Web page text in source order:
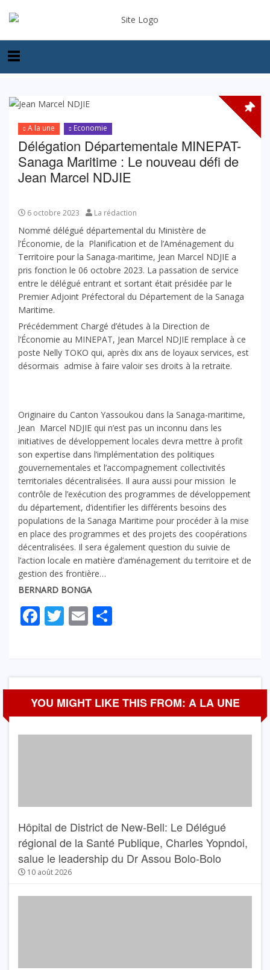
A la une Economie
Délégation Départementale MINEPAT-
Sanaga Maritime : Le nouveau défi de
Jean Marcel NDJIE
6 octobre 2023 La rédaction
Nommé délégué départemental du Ministère de
l’Économie, de la Planification et de l’Aménagement du
Territoire pour la Sanaga-maritime, Jean Marcel NDJIE a
pris fonction le 06 octobre 2023. La passation de service
entre le délégué entrant et sortant était présidée par le
Premier Adjoint Préfectoral du Département de la Sanaga
Maritime.
Précédemment Chargé d’études à la Direction de
l’Économie au MINEPAT, Jean Marcel NDJIE remplace à ce
poste Nelly TOKO qui, après dix ans de loyaux services, est
désormais admise à faire valoir ses droits à la retraite.
Originaire du Canton Yassoukou dans la Sanaga-maritime,
Jean Marcel NDJIE qui n’est pas un inconnu dans les
initiatives de développement locales devra mettre à profit
son expertise dans l’implémentation des politiques
gouvernementales et l’accompagnement collectivités
territoriales décentralisées. Il aura aussi pour mission le
contrôle de l’exécution des programmes de développement
du département, d’identifier les différents besoins des
populations de la Sanaga Maritime pour procéder à la mise
en place des programmes et des projets des coopérations
décentralisées. Il sera également question du suivie de
l’action locale en matière d’aménagement du territoire et de
gestion des frontière…
BERNARD BONGA
Facebook
Twitter
Email
YOU MIGHT LIKE THIS FROM: A LA UNE
Hôpital de District de New-Bell: Le Délégué
régional de la Santé Publique, Charles Yopndoi,
salue le leadership du Dr Assou Bolo-Bolo
10 août 2026